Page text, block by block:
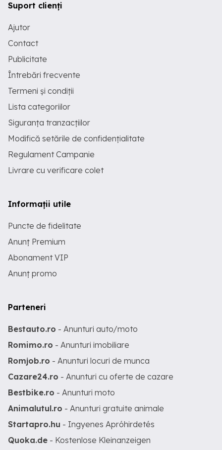
Suport clienți
Ajutor
Contact
Publicitate
Întrebări frecvente
Termeni și condiții
Lista categoriilor
Siguranța tranzacțiilor
Modifică setările de confidențialitate
Regulament Campanie
Livrare cu verificare colet
Informații utile
Puncte de fidelitate
Anunț Premium
Abonament VIP
Anunț promo
Parteneri
Bestauto.ro - Anunturi auto/moto
Romimo.ro - Anunturi imobiliare
Romjob.ro - Anunturi locuri de munca
Cazare24.ro - Anunturi cu oferte de cazare
Bestbike.ro - Anunturi moto
Animalutul.ro - Anunturi gratuite animale
Startapro.hu - Ingyenes Apróhirdetés
Quoka.de - Kostenlose Kleinanzeigen